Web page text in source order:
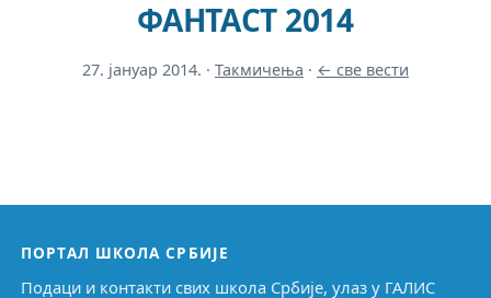
ФАНТАСТ 2014
27. јануар 2014. · Такмичења · ← све вести
ПОРТАЛ ШКОЛА СРБИЈЕ
Подаци и контакти свих школа Србије, улаз у ГАЛИС